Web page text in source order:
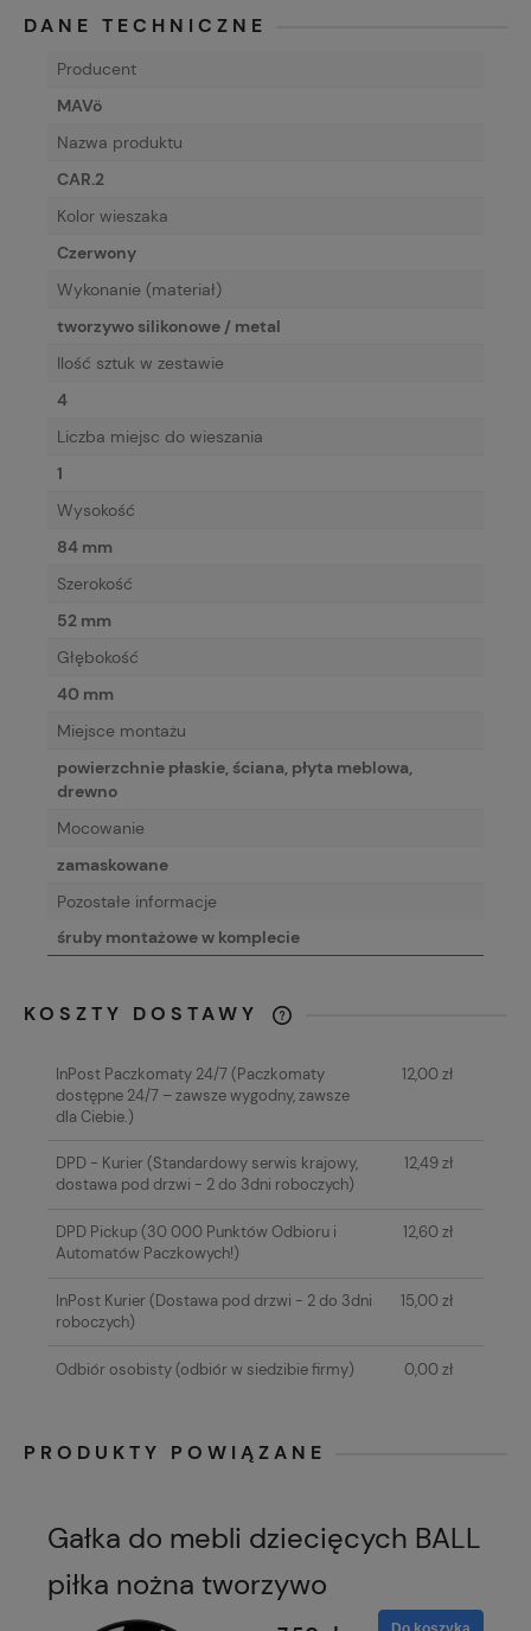
DANE TECHNICZNE
Producent
MAVö
Nazwa produktu
CAR.2
Kolor wieszaka
Czerwony
Wykonanie (materiał)
tworzywo silikonowe / metal
Ilość sztuk w zestawie
4
Liczba miejsc do wieszania
1
Wysokość
84 mm
Szerokość
52 mm
Głębokość
40 mm
Miejsce montażu
powierzchnie płaskie, ściana, płyta meblowa,
drewno
Mocowanie
zamaskowane
Pozostałe informacje
śruby montażowe w komplecie
KOSZTY DOSTAWY
KOSZTÓW PŁATNOŚCI
InPost Paczkomaty 24/7(Paczkomaty
dostępne 24/7 – zawsze wygodny, zawsze
dla Ciebie.)
12,00 zł
DPD - Kurier(Standardowy serwis krajowy,
dostawa pod drzwi - 2 do 3dni roboczych)
12,49 zł
DPD Pickup(30 000 Punktów Odbioru i
Automatów Paczkowych!)
12,60 zł
InPost Kurier(Dostawa pod drzwi - 2 do 3dni
roboczych)
15,00 zł
Odbiór osobisty(odbiór w siedzibie firmy) 0,00 zł
PRODUKTY POWIĄZANE
Gałka do mebli dziecięcych BALL
piłka nożna tworzywo